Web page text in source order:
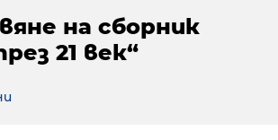
на сборник
21 век“